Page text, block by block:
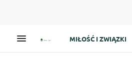
MIŁOŚĆ I ZWIĄZKI